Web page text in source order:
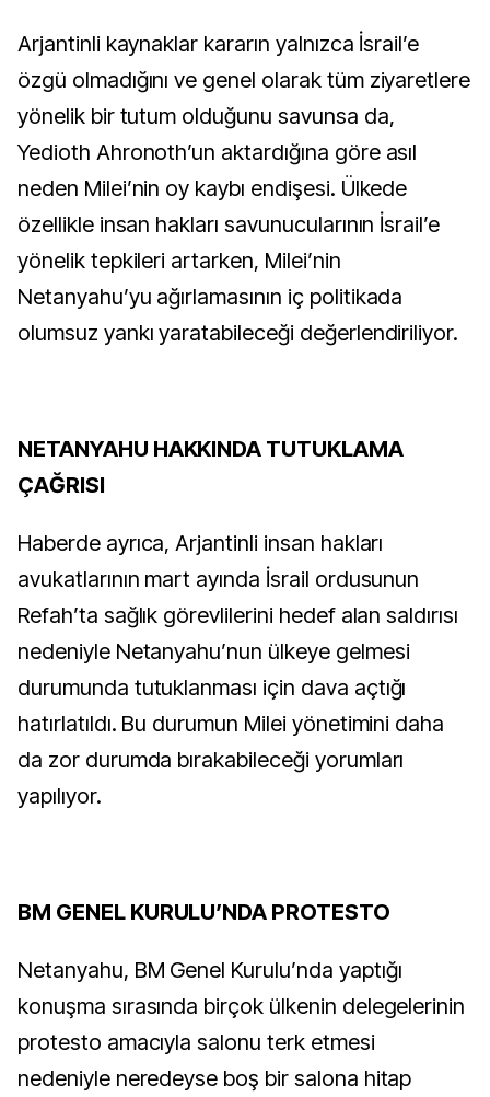
Arjantinli kaynaklar kararın yalnızca İsrail’e
özgü olmadığını ve genel olarak tüm ziyaretlere
yönelik bir tutum olduğunu savunsa da,
Yedioth Ahronoth’un aktardığına göre asıl
neden Milei’nin oy kaybı endişesi. Ülkede
özellikle insan hakları savunucularının İsrail’e
yönelik tepkileri artarken, Milei’nin
Netanyahu’yu ağırlamasının iç politikada
olumsuz yankı yaratabileceği değerlendiriliyor.
NETANYAHU HAKKINDA TUTUKLAMA
ÇAĞRISI
Haberde ayrıca, Arjantinli insan hakları
avukatlarının mart ayında İsrail ordusunun
Refah’ta sağlık görevlilerini hedef alan saldırısı
nedeniyle Netanyahu’nun ülkeye gelmesi
durumunda tutuklanması için dava açtığı
hatırlatıldı. Bu durumun Milei yönetimini daha
da zor durumda bırakabileceği yorumları
yapılıyor.
BM GENEL KURULU’NDA PROTESTO
Netanyahu, BM Genel Kurulu’nda yaptığı
konuşma sırasında birçok ülkenin delegelerinin
protesto amacıyla salonu terk etmesi
nedeniyle neredeyse boş bir salona hitap